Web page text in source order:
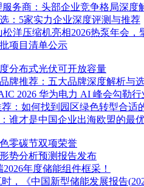
务商：头部企业竞争格局深度
：5家实力企业深度评测与推荐
松洋压缩机亮相2026热泵年会，
项目清单公示
分布式光伏可开放容量
牌推荐：五大品牌深度解析与
2026 华为电力 AI 峰会勾勒行
：如何找到园区绿色转型合适
谁才是中国企业出海欧盟的最
零碳节双项荣誉
势分析预测报告发布
2026年度储能组件框采！
，《中国新型储能发展报告(